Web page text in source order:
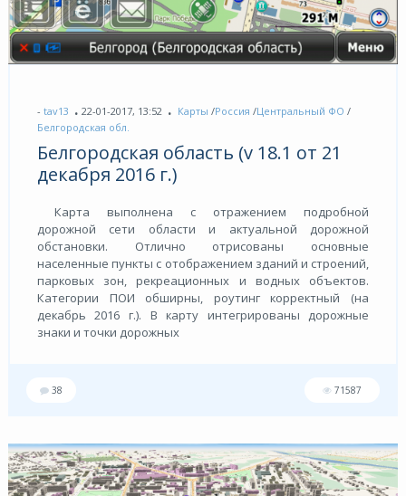
- tav13 22-01-2017, 13:52 Карты /Россия /Центральный ФО /
Белгородская обл.
Белгородская область (v 18.1 от 21
декабря 2016 г.)
Карта выполнена с отражением подробной
дорожной сети области и актуальной дорожной
обстановки. Отлично отрисованы основные
населенные пункты с отображением зданий и строений,
парковых зон, рекреационных и водных объектов.
Категории ПОИ обширны, роутинг корректный (на
декабрь 2016 г.). В карту интегрированы дорожные
знаки и точки дорожных
38 71587